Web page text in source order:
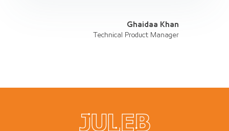
Ghaidaa Khan
Technical Product Manager